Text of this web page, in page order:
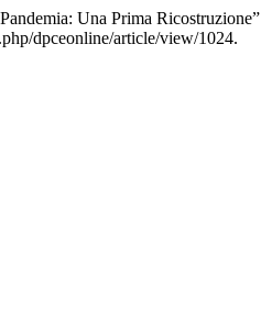
Una Prima
dpceonline/article/view/1024.